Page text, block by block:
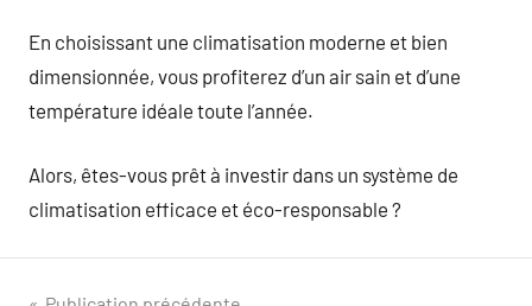
En choisissant une climatisation moderne et bien
dimensionnée, vous profiterez d’un air sain et d’une
température idéale toute l’année.
Alors, êtes-vous prêt à investir dans un système de
climatisation efficace et éco-responsable ?